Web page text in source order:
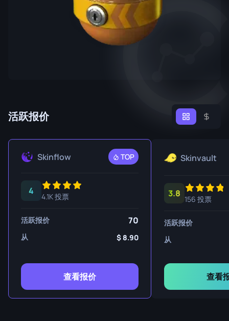
活跃报价
Skinflow TOP
4
4.1K 投票
活跃报价 70
从 8.90
查看报价
Skinvault
3.8
156 投票
活跃报价
从
查看